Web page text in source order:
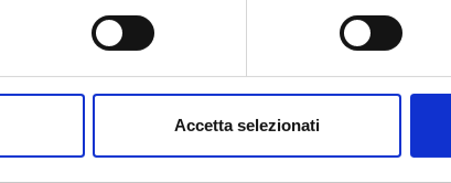
in qualsiasi momento dalla Dichiarazione sui
Accetta selezionati